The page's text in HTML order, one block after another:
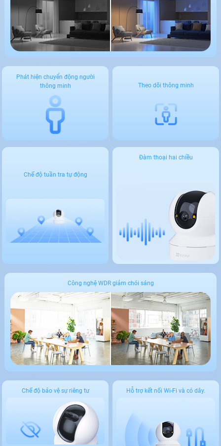
Phát hiện chuyển động người
thông minh
Theo dõi thông minh
Chế độ tuần tra tự động
Đàm thoại hai chiều
Công nghệ WDR giảm chói sáng
Chế độ bảo vệ sự riêng tư Hỗ trợ kết nối Wi-Fi và có dây.